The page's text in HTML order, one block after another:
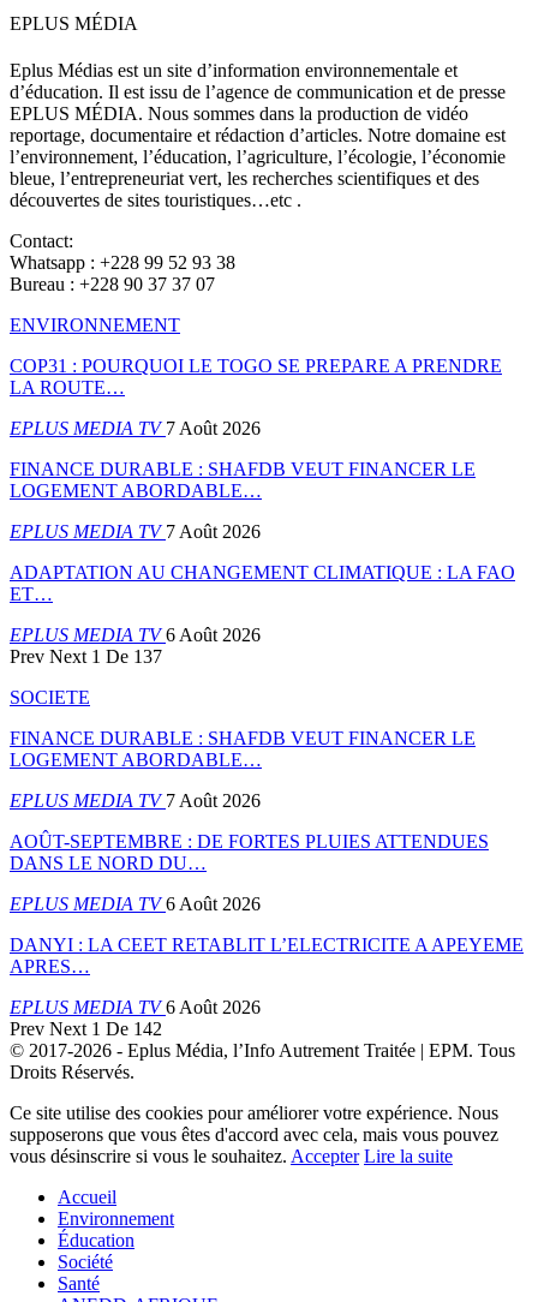
EPLUS MÉDIA
Eplus Médias est un site d’information environnementale et
d’éducation. Il est issu de l’agence de communication et de presse
EPLUS MÉDIA. Nous sommes dans la production de vidéo
reportage, documentaire et rédaction d’articles. Notre domaine est
l’environnement, l’éducation, l’agriculture, l’écologie, l’économie
bleue, l’entrepreneuriat vert, les recherches scientifiques et des
découvertes de sites touristiques…etc .
Contact:
Whatsapp : +228 99 52 93 38
Bureau : +228 90 37 37 07
ENVIRONNEMENT
COP31 : POURQUOI LE TOGO SE PREPARE A PRENDRE
LA ROUTE…
EPLUS MEDIA TV7 Août 2026
FINANCE DURABLE : SHAFDB VEUT FINANCER LE
LOGEMENT ABORDABLE…
EPLUS MEDIA TV7 Août 2026
ADAPTATION AU CHANGEMENT CLIMATIQUE : LA FAO
ET…
EPLUS MEDIA TV6 Août 2026
Prev Next 1 De 137
SOCIETE
FINANCE DURABLE : SHAFDB VEUT FINANCER LE
LOGEMENT ABORDABLE…
EPLUS MEDIA TV7 Août 2026
AOÛT-SEPTEMBRE : DE FORTES PLUIES ATTENDUES
DANS LE NORD DU…
EPLUS MEDIA TV6 Août 2026
DANYI : LA CEET RETABLIT L’ELECTRICITE A APEYEME
APRES…
EPLUS MEDIA TV6 Août 2026
Prev Next 1 De 142
© 2017-2026 - Eplus Média, l’Info Autrement Traitée | EPM. Tous
Droits Réservés.
Ce site utilise des cookies pour améliorer votre expérience. Nous
supposerons que vous êtes d'accord avec cela, mais vous pouvez
vous désinscrire si vous le souhaitez. Accepter Lire la suite
Accueil
Environnement
Éducation
Société
Santé